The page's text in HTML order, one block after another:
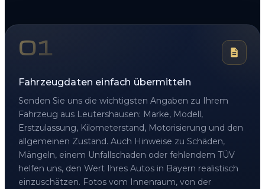
01
Fahrzeugdaten einfach übermitteln
Senden Sie uns die wichtigsten Angaben zu Ihrem
Fahrzeug aus Leutershausen: Marke, Modell,
Erstzulassung, Kilometerstand, Motorisierung und den
allgemeinen Zustand. Auch Hinweise zu Schäden,
Mängeln, einem Unfallschaden oder fehlendem TÜV
helfen uns, den Wert Ihres Autos in Bayern realistisch
einzuschätzen. Fotos vom Innenraum, von der